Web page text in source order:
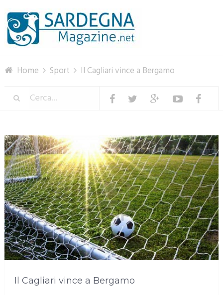
Home Sport Il Cagliari vince a Bergamo
Il Cagliari vince a Bergamo